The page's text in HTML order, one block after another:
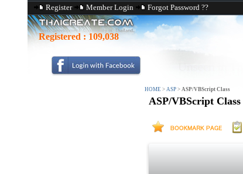
Register Member Login Forgot Password ??
Registered : 109,038
HOME > ASP > ASP/VBScript Class
ASP/VBScript Class